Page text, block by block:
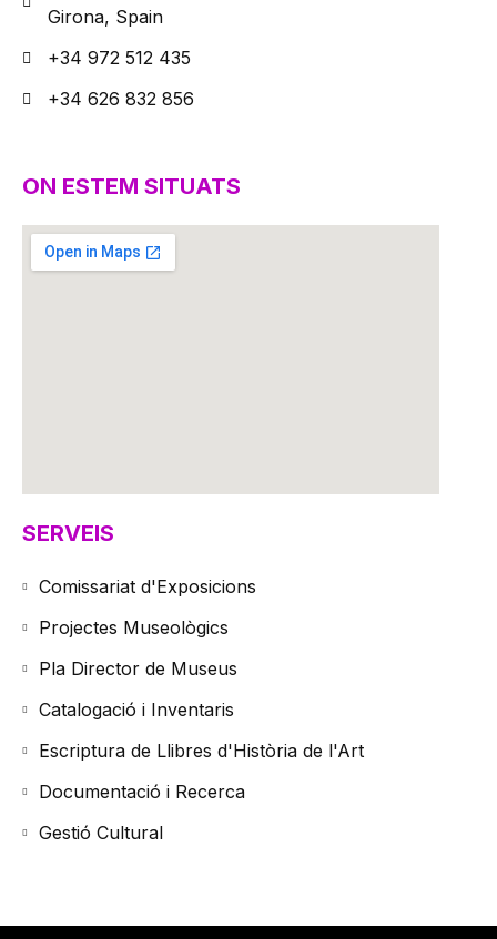
Girona, Spain
+34 972 512 435
+34 626 832 856
ON ESTEM SITUATS
SERVEIS
Comissariat d'Exposicions
Projectes Museològics
Pla Director de Museus
Catalogació i Inventaris
Escriptura de Llibres d'Història de l'Art
Documentació i Recerca
Gestió Cultural